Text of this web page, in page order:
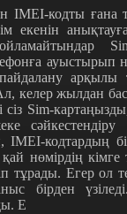
ІМЕІ-кодты ғана
екенін анықтауға
ауыстырып
арқылы
келер жылдан
сіз Sim-
сәйкестендіру
IMEI-кодтардың
нөмірдің кімге
тұрады. Егер ол
бірден
Е